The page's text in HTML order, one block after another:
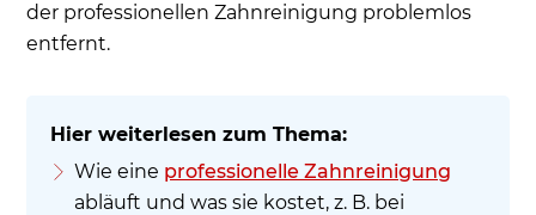
der professionellen Zahnreinigung problemlos
entfernt.
Wie eine professionelle Zahnreinigung
abläuft und was sie kostet, z. B. bei